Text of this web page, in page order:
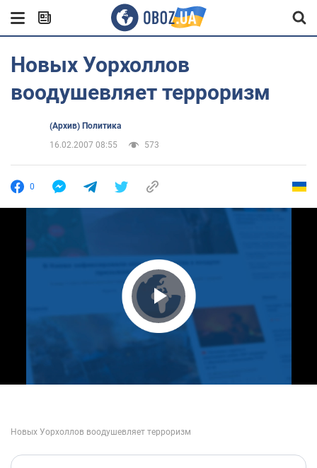
Новых Уорхоллов
воодушевляет терроризм
(Архив) Политика
16.02.2007 08:55
573
0
Play Video